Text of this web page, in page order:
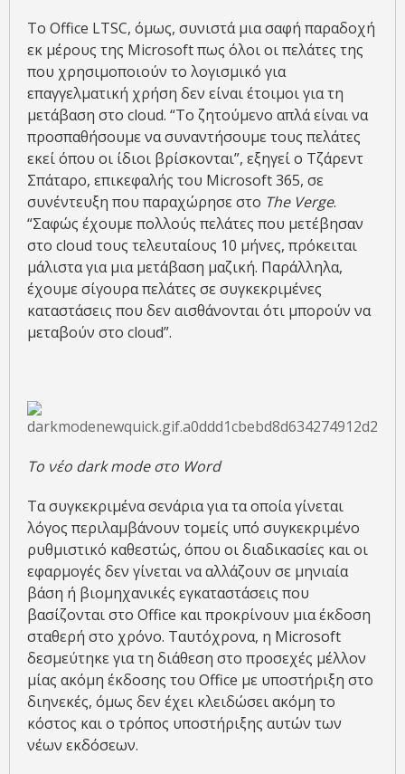
Το Office LTSC, όμως, συνιστά μια σαφή παραδοχή
εκ μέρους της Microsoft πως όλοι οι πελάτες της
που χρησιμοποιούν το λογισμικό για
επαγγελματική χρήση δεν είναι έτοιμοι για τη
μετάβαση στο cloud. “Το ζητούμενο απλά είναι να
προσπαθήσουμε να συναντήσουμε τους πελάτες
εκεί όπου οι ίδιοι βρίσκονται”, εξηγεί ο Τζάρεντ
Σπάταρο, επικεφαλής του Microsoft 365, σε
συνέντευξη που παραχώρησε στο The Verge.
“Σαφώς έχουμε πολλούς πελάτες που μετέβησαν
στο cloud τους τελευταίους 10 μήνες, πρόκειται
μάλιστα για μια μετάβαση μαζική. Παράλληλα,
έχουμε σίγουρα πελάτες σε συγκεκριμένες
καταστάσεις που δεν αισθάνονται ότι μπορούν να
μεταβούν στο cloud”.
Το νέο dark mode στο Word
Tα συγκεκριμένα σενάρια για τα οποία γίνεται
λόγος περιλαμβάνουν τομείς υπό συγκεκριμένο
ρυθμιστικό καθεστώς, όπου οι διαδικασίες και οι
εφαρμογές δεν γίνεται να αλλάζουν σε μηνιαία
βάση ή βιομηχανικές εγκαταστάσεις που
βασίζονται στο Office και προκρίνουν μια έκδοση
σταθερή στο χρόνο. Ταυτόχρονα, η Microsoft
δεσμεύτηκε για τη διάθεση στο προσεχές μέλλον
μίας ακόμη έκδοσης του Office με υποστήριξη στο
διηνεκές, όμως δεν έχει κλειδώσει ακόμη το
κόστος και ο τρόπος υποστήριξης αυτών των
νέων εκδόσεων.